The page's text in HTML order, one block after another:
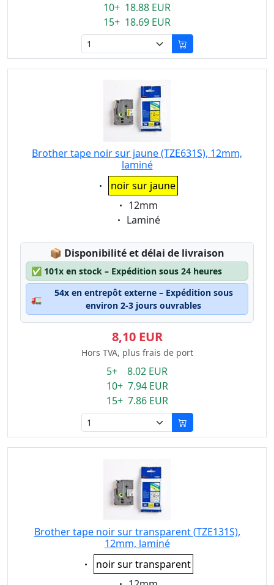
10+ 18.88 EUR
15+ 18.69 EUR
Brother tape noir sur jaune (TZE631S), 12mm,
laminé
Eigenschaft:
noir sur jaune
Eigenschaft:
12mm
Eigenschaft:
Laminé
📦 Lagerstatus:
Disponibilité et délai de livraison
✅ 101x en stock – Expédition sous 24 heures
🚛
54x en entrepôt externe – Expédition sous
environ 2-3 jours ouvrables
8,10 EUR
Hors TVA, plus frais de port
5+ 8.02 EUR
10+ 7.94 EUR
15+ 7.86 EUR
Brother tape noir sur transparent (TZE131S),
12mm, laminé
Eigenschaft:
noir sur transparent